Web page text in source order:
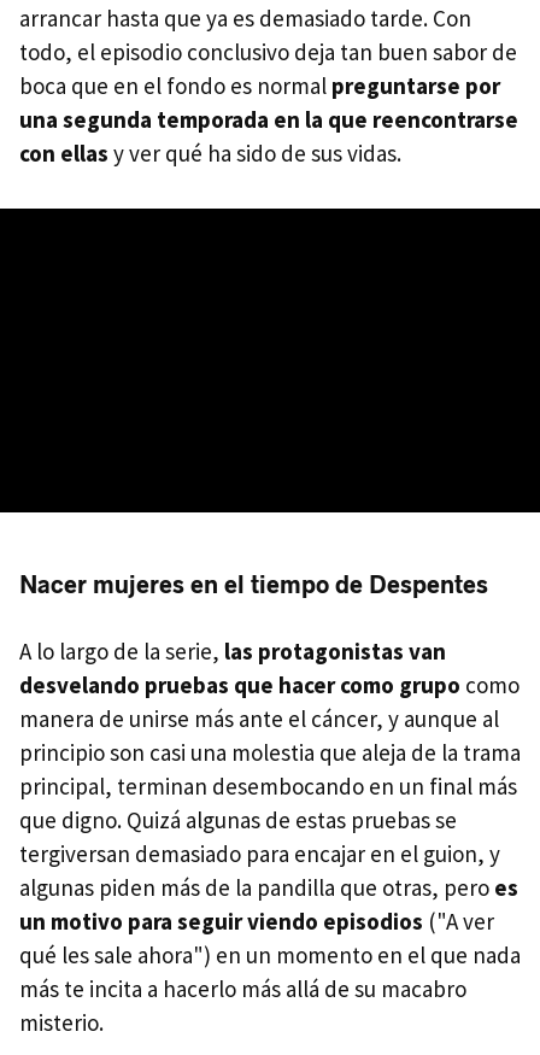
arrancar hasta que ya es demasiado tarde. Con
todo, el episodio conclusivo deja tan buen sabor de
boca que en el fondo es normal preguntarse por
una segunda temporada en la que reencontrarse
con ellas y ver qué ha sido de sus vidas.
Nacer mujeres en el tiempo de Despentes
A lo largo de la serie, las protagonistas van
desvelando pruebas que hacer como grupo como
manera de unirse más ante el cáncer, y aunque al
principio son casi una molestia que aleja de la trama
principal, terminan desembocando en un final más
que digno. Quizá algunas de estas pruebas se
tergiversan demasiado para encajar en el guion, y
algunas piden más de la pandilla que otras, pero es
un motivo para seguir viendo episodios ("A ver
qué les sale ahora") en un momento en el que nada
más te incita a hacerlo más allá de su macabro
misterio.